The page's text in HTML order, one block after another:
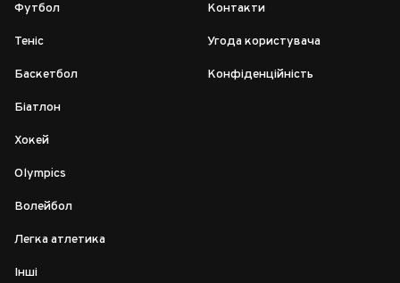
Футбол
Теніс
Баскетбол
Біатлон
Хокей
Olympics
Волейбол
Легка атлетика
Інші
Контакти
Угода користувача
Конфіденційність